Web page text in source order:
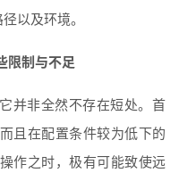
以及环境。
限制与不足
并非全然不存在短处。首
且在配置条件较为低下的
作之时，极有可能致使远